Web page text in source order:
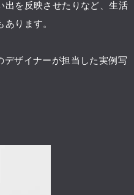
出を反映させたりなど、生活
ります。
ザイナーが担当した実例写